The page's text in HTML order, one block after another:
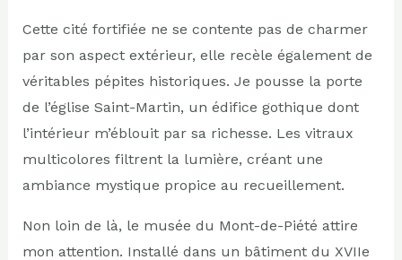
Cette cité fortifiée ne se contente pas de charmer
par son aspect extérieur, elle recèle également de
véritables pépites historiques. Je pousse la porte
de l’église Saint-Martin, un édifice gothique dont
l’intérieur m’éblouit par sa richesse. Les vitraux
multicolores filtrent la lumière, créant une
ambiance mystique propice au recueillement.
Non loin de là, le musée du Mont-de-Piété attire
mon attention. Installé dans un bâtiment du XVIIe